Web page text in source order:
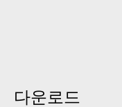
다운로드